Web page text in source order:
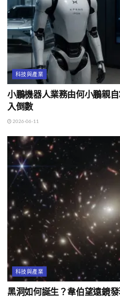
科技與產業
小鵬機器人業務由何小鵬親
入倒數
2026-06-11
科技與產業
黑洞如何誕生？韋伯望遠鏡